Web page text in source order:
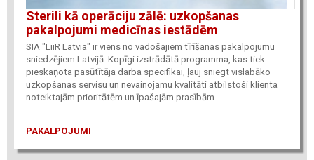
Sterili kā operāciju zālē: uzkopšanas
pakalpojumi medicīnas iestādēm
SIA "LiiR Latvia" ir viens no vadošajiem tīrīšanas pakalpojumu
sniedzējiem Latvijā. Kopīgi izstrādātā programma, kas tiek
pieskaņota pasūtītāja darba specifikai, ļauj sniegt vislabāko
uzkopšanas servisu un nevainojamu kvalitāti atbilstoši klienta
noteiktajām prioritātēm un īpašajām prasībām.
PAKALPOJUMI